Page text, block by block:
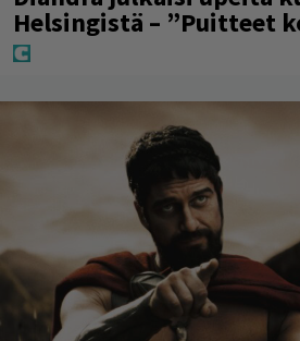
Helsingistä – ”Puitteet